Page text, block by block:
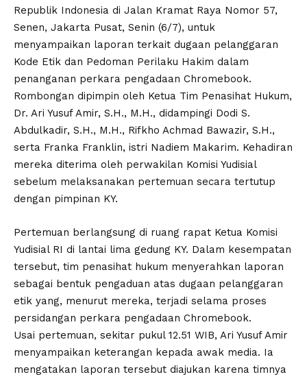
Republik Indonesia di Jalan Kramat Raya Nomor 57,
Senen, Jakarta Pusat, Senin (6/7), untuk
menyampaikan laporan terkait dugaan pelanggaran
Kode Etik dan Pedoman Perilaku Hakim dalam
penanganan perkara pengadaan Chromebook.
Rombongan dipimpin oleh Ketua Tim Penasihat Hukum,
Dr. Ari Yusuf Amir, S.H., M.H., didampingi Dodi S.
Abdulkadir, S.H., M.H., Rifkho Achmad Bawazir, S.H.,
serta Franka Franklin, istri Nadiem Makarim. Kehadiran
mereka diterima oleh perwakilan Komisi Yudisial
sebelum melaksanakan pertemuan secara tertutup
dengan pimpinan KY.
Pertemuan berlangsung di ruang rapat Ketua Komisi
Yudisial RI di lantai lima gedung KY. Dalam kesempatan
tersebut, tim penasihat hukum menyerahkan laporan
sebagai bentuk pengaduan atas dugaan pelanggaran
etik yang, menurut mereka, terjadi selama proses
persidangan perkara pengadaan Chromebook.
Usai pertemuan, sekitar pukul 12.51 WIB, Ari Yusuf Amir
menyampaikan keterangan kepada awak media. Ia
mengatakan laporan tersebut diajukan karena timnya